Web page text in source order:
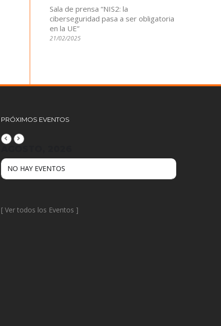
Sala de prensa “NIS2: la
ciberseguridad pasa a ser obligatoria
en la UE”
21/02/2025
PRÓXIMOS EVENTOS
NO HAY EVENTOS
[ Ver todos los Eventos ]